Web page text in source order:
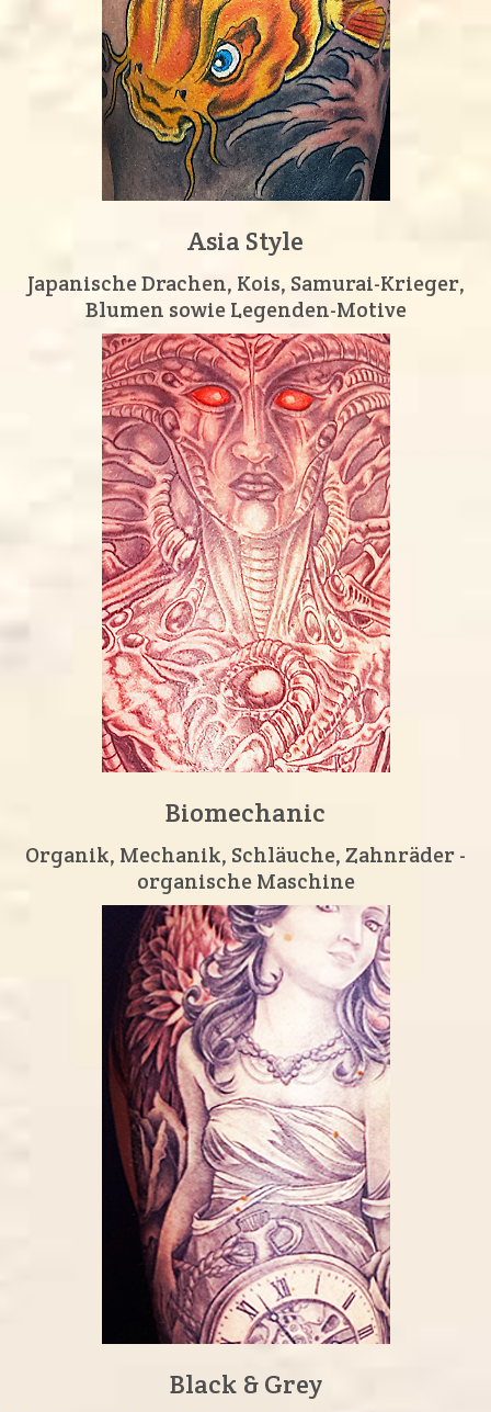
Asia Style
Japanische Drachen, Kois, Samurai-Krieger,
Blumen sowie Legenden-Motive
Biomechanic
Organik, Mechanik, Schläuche, Zahnräder -
organische Maschine
Black & Grey